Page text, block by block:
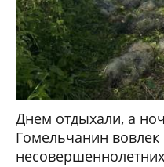
Днем отдыхали, а
Гомельчанин
несовершеннолетних